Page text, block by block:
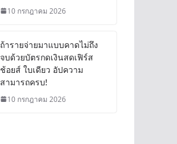
10 กรกฎาคม 2026
ถ้ารายจ่ายมาแบบคาดไม่ถึง
จบด้วยบัตรกดเงินสดเฟิร์ส
ช้อยส์ ใบเดียว อัปความ
สามารถครบ!
10 กรกฎาคม 2026